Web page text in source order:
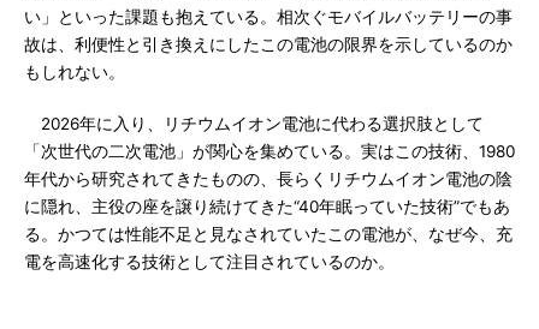
い」といった課題も抱えている。相次ぐモバイルバッテリーの事
故は、利便性と引き換えにしたこの電池の限界を示しているのか
もしれない。
2026年に入り、リチウムイオン電池に代わる選択肢として
「次世代の二次電池」が関心を集めている。実はこの技術、1980
年代から研究されてきたものの、長らくリチウムイオン電池の陰
に隠れ、主役の座を譲り続けてきた“40年眠っていた技術”でもあ
る。かつては性能不足と見なされていたこの電池が、なぜ今、充
電を高速化する技術として注目されているのか。